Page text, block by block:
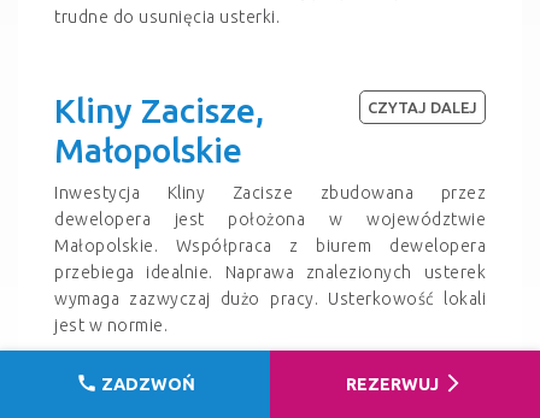
trudne do usunięcia usterki.
Kliny Zacisze,
Małopolskie
Inwestycja Kliny Zacisze zbudowana przez
dewelopera jest położona w województwie
Małopolskie. Współpraca z biurem dewelopera
przebiega idealnie. Naprawa znalezionych usterek
wymaga zazwyczaj dużo pracy. Usterkowość lokali
jest w normie.
CZYTAJ DALEJ
call ZADZWOŃ REZERWUJ arrow_forward_ios